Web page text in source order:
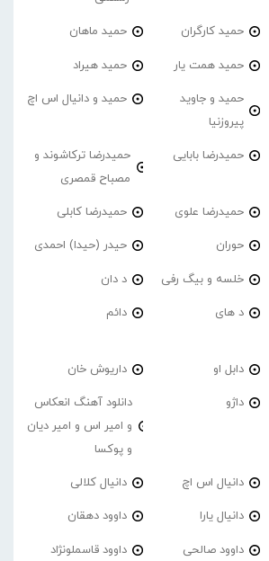
حمید کارگران حمید ماهان
حمید همت یار حمید هیراد
حمید و جاوید
پیروزنیا
حمید و دانیال اس اچ
حمیدرضا بابایی
حمیدرضا ترکاشوند و
مصباح قمصری
حمیدرضا علوی حمیدرضا کابلی
حوران حیدر (حیدا) احمدی
خلسه و بیگ رفی د دان
د های دائم
دابل او داریوش خان
داژو
دانلود آهنگ انعکاس
و امیر اس و امیر دیان
و پوکسا
دانیال اس اچ دانیال کلالی
دانیال یارا داوود دهقان
داوود صالحی داوود قاسملونژاد